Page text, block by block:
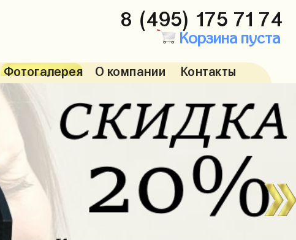
8 (495) 175 71 74
Корзина пуста
Фотогалерея О компании Контакты